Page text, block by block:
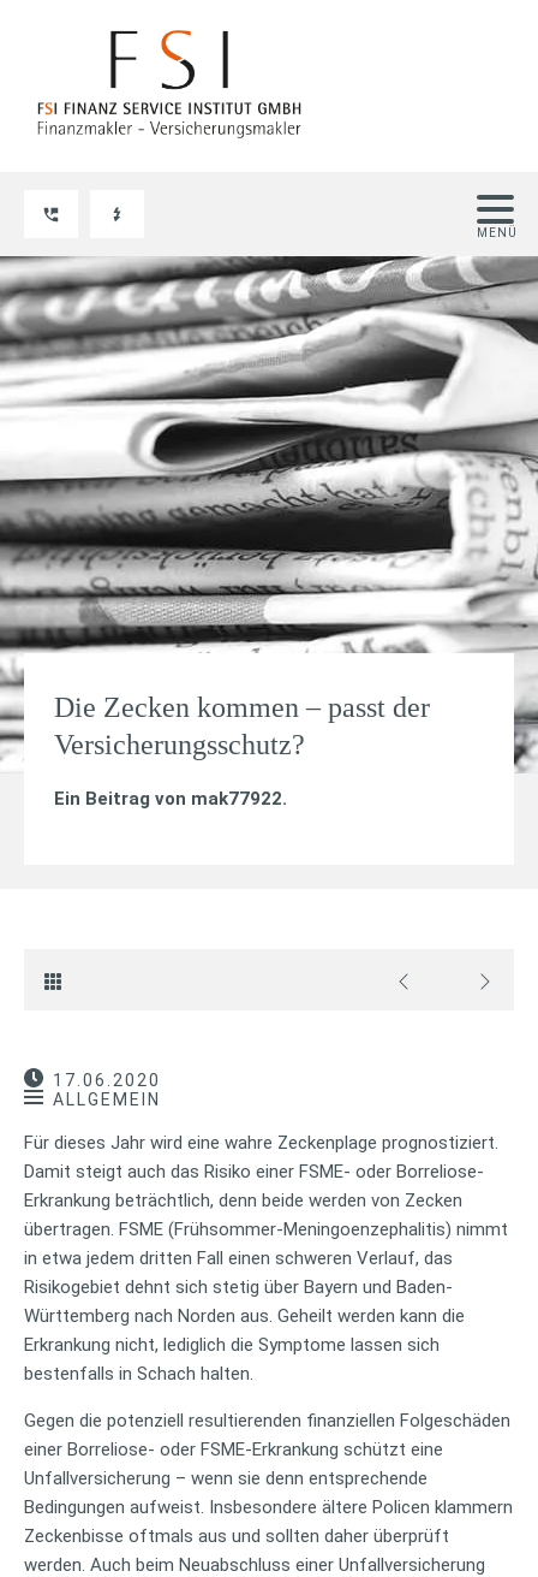
Die Zecken kommen – passt der
Versicherungsschutz?
Ein Beitrag von mak77922.
17.06.2020
ALLGEMEIN
Für dieses Jahr wird eine wahre Zeckenplage prognostiziert.
Damit steigt auch das Risiko einer FSME- oder Borreliose-
Erkrankung beträchtlich, denn beide werden von Zecken
übertragen. FSME (Frühsommer-Meningoenzephalitis) nimmt
in etwa jedem dritten Fall einen schweren Verlauf, das
Risikogebiet dehnt sich stetig über Bayern und Baden-
Württemberg nach Norden aus. Geheilt werden kann die
Erkrankung nicht, lediglich die Symptome lassen sich
bestenfalls in Schach halten.
Gegen die potenziell resultierenden finanziellen Folgeschäden
einer Borreliose- oder FSME-Erkrankung schützt eine
Unfallversicherung – wenn sie denn entsprechende
Bedingungen aufweist. Insbesondere ältere Policen klammern
Zeckenbisse oftmals aus und sollten daher überprüft
werden. Auch beim Neuabschluss einer Unfallversicherung